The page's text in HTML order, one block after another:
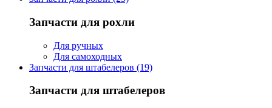
Запчасти для рохли
Для ручных
Для самоходных
Запчасти для штабелеров (19)
Запчасти для штабелеров